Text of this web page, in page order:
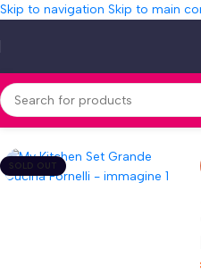
Skip to navigation Skip to main
Home»Shop»My Kitchen Set
SOLD OUT